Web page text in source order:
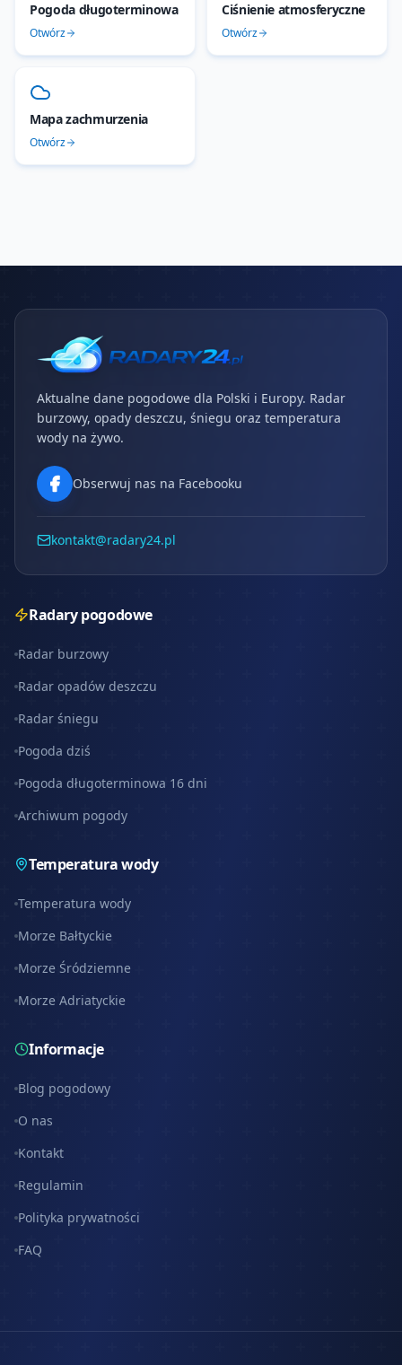
Pogoda długoterminowa
Otwórz
Ciśnienie atmosferyczne
Otwórz
Mapa zachmurzenia
Otwórz
Aktualne dane pogodowe dla Polski i Europy. Radar
burzowy, opady deszczu, śniegu oraz temperatura
wody na żywo.
Obserwuj nas na Facebooku
kontakt@radary24.pl
Radary pogodowe
Radar burzowy
Radar opadów deszczu
Radar śniegu
Pogoda dziś
Pogoda długoterminowa 16 dni
Archiwum pogody
Temperatura wody
Temperatura wody
Morze Bałtyckie
Morze Śródziemne
Morze Adriatyckie
Informacje
Blog pogodowy
O nas
Kontakt
Regulamin
Polityka prywatności
FAQ